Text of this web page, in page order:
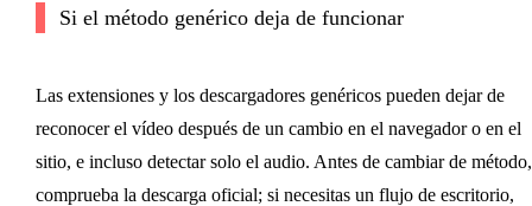
Si el método genérico deja de funcionar
Las extensiones y los descargadores genéricos pueden dejar de
reconocer el vídeo después de un cambio en el navegador o en el
sitio, e incluso detectar solo el audio. Antes de cambiar de método,
comprueba la descarga oficial; si necesitas un flujo de escritorio,